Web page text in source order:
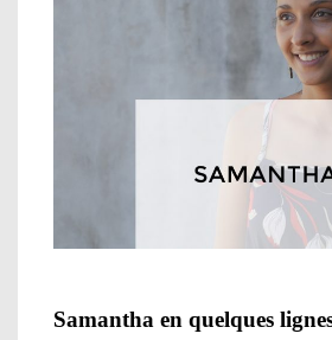
Samantha en quelques